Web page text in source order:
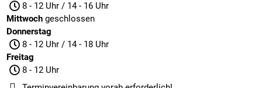
8 - 12 Uhr / 14 - 16 Uhr
Mittwochgeschlossen
Donnerstag
8 - 12 Uhr / 14 - 18 Uhr
Freitag
8 - 12 Uhr